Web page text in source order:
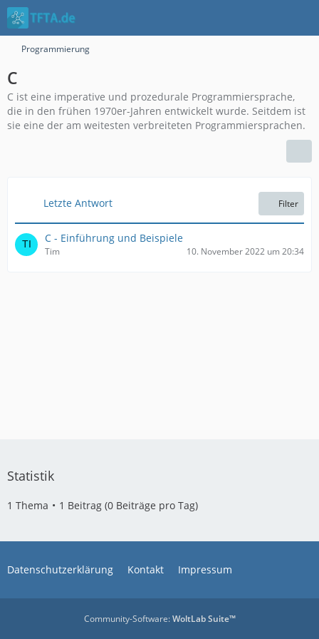
Programmierung
C
C ist eine imperative und prozedurale Programmiersprache,
die in den frühen 1970er-Jahren entwickelt wurde. Seitdem ist
sie eine der am weitesten verbreiteten Programmiersprachen.
Letzte Antwort Filter
C - Einführung und Beispiele
Tim 10. November 2022 um 20:34
Statistik
1 Thema 1 Beitrag (0 Beiträge pro Tag)
Datenschutzerklärung Kontakt Impressum
Community-Software:WoltLab Suite™